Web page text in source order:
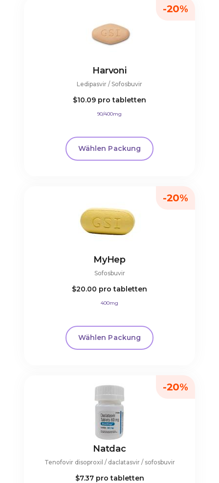
Harvoni
Ledipasvir / Sofosbuvir
$10.09 pro tabletten
90/400mg
Wählen Packung
-20%
MyHep
Sofosbuvir
$20.00 pro tabletten
400mg
Wählen Packung
-20%
Natdac
Tenofovir disoproxil / daclatasvir / sofosbuvir
$7.37 pro tabletten
-20%